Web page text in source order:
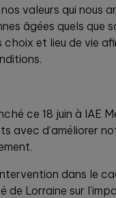
valeurs qui nous
âgées quels que
choix et lieu de vie
ce 18 juin à IAE
avec d’améliorer
dans le
Lorraine sur